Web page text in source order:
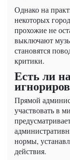
Однако на
некоторых
прохожие не
выключают
становятся
критики.
Есть ли
Прямой
участвовать в
нормы,
действия.